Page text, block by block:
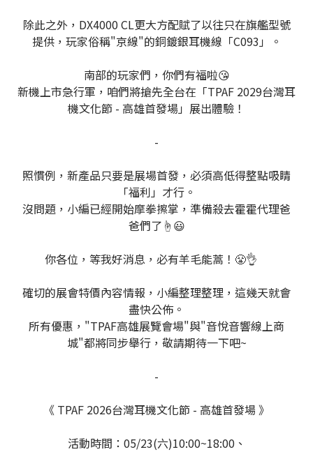
除此之外，DX4000 CL更大方配賦了以往只在旗艦型號
提供，玩家俗稱"京線"的銅鍍銀耳機線「C093」。
南部的玩家們，你們有福啦😘
新機上市急行軍，咱們將搶先全台在「TPAF 2029台灣耳
機文化節 - 高雄首發場」展出體驗！
-
照慣例，新產品只要是展場首發，必須高低得整點吸睛
「福利」才行。
沒問題，小編已經開始摩拳擦掌，準備殺去霍霍代理爸
爸們了☝️😃
你各位，等我好消息，必有羊毛能蒿！😤👌
確切的展會特價內容情報，小編整理整理，這幾天就會
盡快公佈。
所有優惠，"TPAF高雄展覽會場"與"音悅音響線上商
城"都將同步舉行，敬請期待一下吧~
-
《 TPAF 2026台灣耳機文化節 - 高雄首發場 》
活動時間：05/23(六)10:00~18:00、